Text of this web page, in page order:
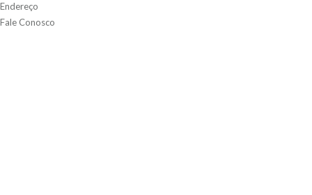
Endereço
Fale Conosco